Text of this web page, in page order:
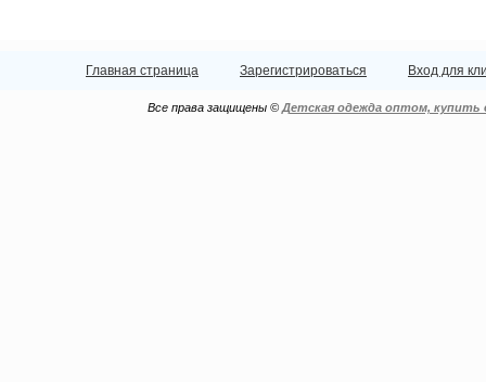
Главная страница Зарегистрироваться Вход для
Все права защищены © Детская одежда оптом,